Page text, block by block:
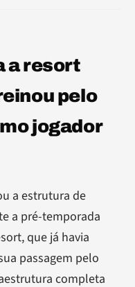
a resort
pelo
jogador
a estrutura de
a pré-temporada
que já havia
passagem pelo
completa